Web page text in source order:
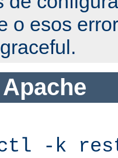
o esos
-k